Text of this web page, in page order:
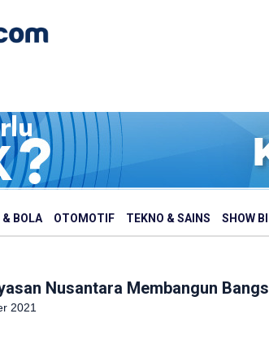
BOLA OTOMOTIF TEKNO & SAINS SHOW
Nusantara Membangun
2021